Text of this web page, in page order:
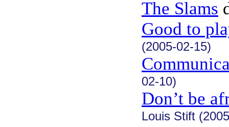
The Slams
Good to
(2005-02-15)
02-10)
Don’t be
Louis Stift